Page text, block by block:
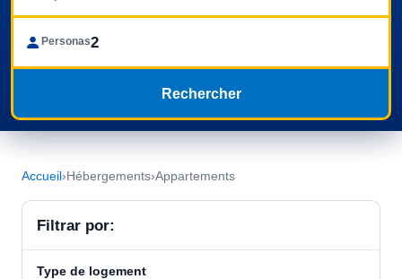
Personas
Rechercher
Accueil›Hébergements›Appartements
Filtrar por:
Type de logement